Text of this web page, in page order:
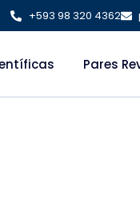
+593 98 320 4362
Pares